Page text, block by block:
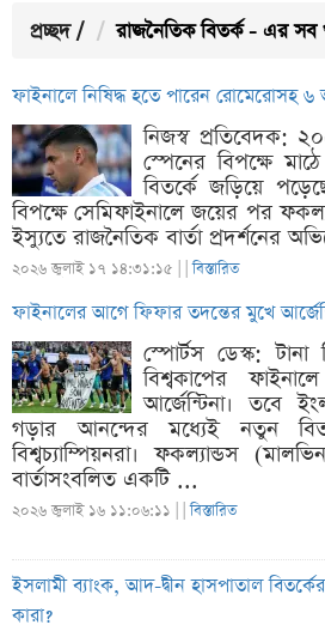
প্রচ্ছদ / রাজনৈতিক বিতর্ক - এর সব
ফাইনালে নিষিদ্ধ হতে পারেন রোমেরোসহ ৬
নিজস্ব প্রতিবেদক:
স্পেনের বিপক্ষে
বিতর্কে জড়িয়ে
বিপক্ষে সেমিফাইনালে জয়ের পর
ইস্যুতে রাজনৈতিক বার্তা প্রদর্শনের
২০২৬ জুলাই ১৭ ১৪:৩১:১৫ | |বিস্তারিত
ফাইনালের আগে ফিফার তদন্তের মুখে
স্পোর্টস ডেস্ক: টানা
বিশ্বকাপের
আর্জেন্টিনা। তবে
গড়ার আনন্দের মধ্যেই নতুন
বিশ্বচ্যাম্পিয়নরা। ফকল্যান্ডস
বার্তাসংবলিত একটি ...
২০২৬ জুলাই ১৬ ১১:০৬:১১ | |বিস্তারিত
ইসলামী ব্যাংক, আদ-দ্বীন হাসপাতাল
কারা?